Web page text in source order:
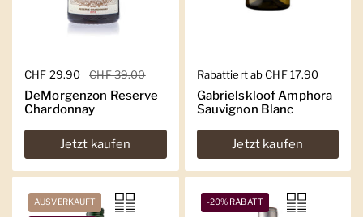
Regulärer Preis
CHF 29.90 Sale-Preis
CHF 39.00
DeMorgenzon Reserve
Chardonnay
Jetzt kaufen
Regulärer Preis
Rabattiert ab CHF 17.90
Gabrielskloof Amphora
Sauvignon Blanc
Jetzt kaufen
AUSVERKAUFT -20% RABATT